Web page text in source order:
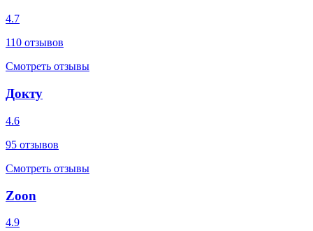
4.7
110 отзывов
Смотреть отзывы
Докту
4.6
95 отзывов
Смотреть отзывы
Zoon
4.9